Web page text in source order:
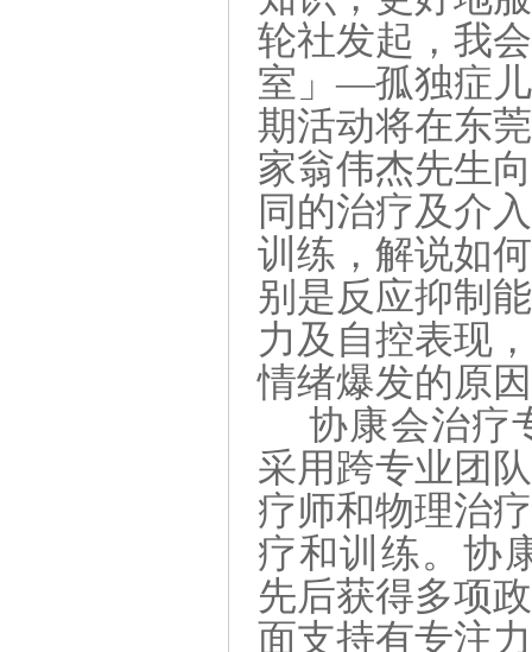
轮社发起，我
室」—孤独症
期活动将在东
家翁伟杰先生
同的治疗及介
训练，解说如
别是反应抑制
力及自控表现
情绪爆发的原
协康会治疗
采用 跨专业团
疗师和物理治
疗和训练。协
先后获得多项
面支持有专注